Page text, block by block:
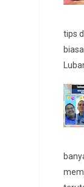
tips